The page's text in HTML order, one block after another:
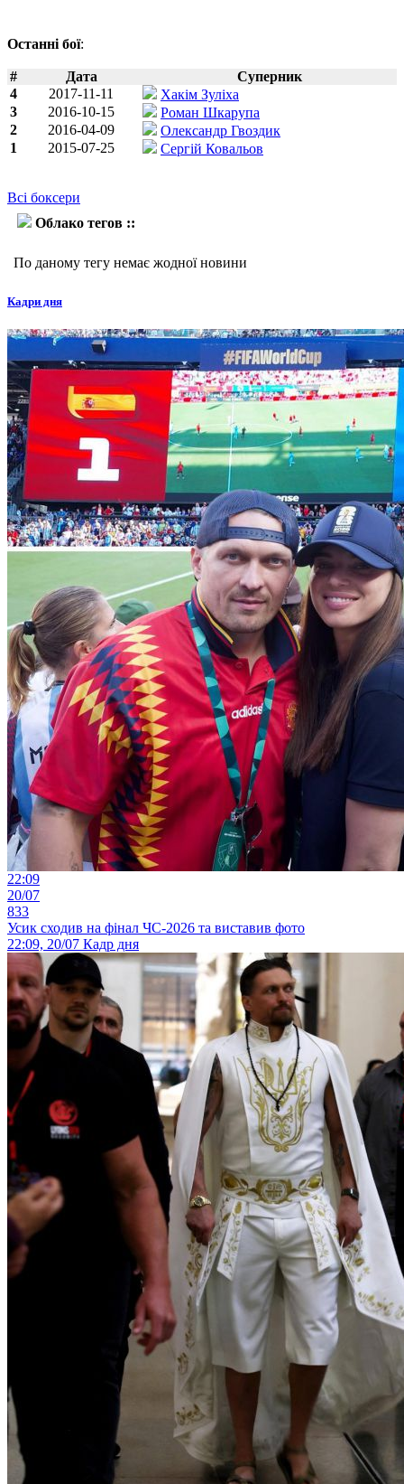
Останні бої:
# Дата
Суперник
4
2017-11-11
Хакім Зуліха
3
2016-10-15
Роман Шкарупа
2
2016-04-09
Олександр Гвоздик
1
2015-07-25 Сергій Ковальов
Всі боксери
Облако тегов ::
По даному тегу немає жодної новини
Кадри дня
22:09
20/07
833
Усик сходив на фінал ЧС-2026 та виставив фото
22:09, 20/07 Кадр дня